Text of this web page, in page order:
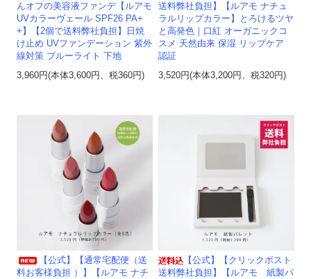
んオフの美容液ファンデ【ルアモ
UVカラーヴェール SPF26 PA+
+】【2個で送料弊社負担】日焼
け止め UVファンデーション 紫外
線対策 ブルーライト 下地
3,960円(本体3,600円、税360円)
送料弊社負担】【ルアモ ナチュ
ラルリップカラー】とろけるツヤ
と高発色｜口紅 オーガニックコ
スメ 天然由来 保湿 リップケア
認証
3,520円(本体3,200円、税320円)
【公式】【通常宅配便（送
料お客様負担 ）】【ルアモ ナチ
【公式】【クリックポスト
送料弊社負担】【ルアモ 紙製パ